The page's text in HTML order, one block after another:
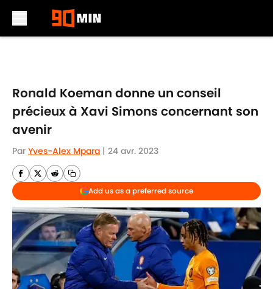
Ronald Koeman donne un conseil
précieux à Xavi Simons concernant son
avenir
Par Yves-Alex Mpara | 24 avr. 2023
Add us as a preferred source